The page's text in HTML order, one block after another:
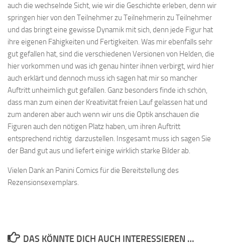
auch die wechselnde Sicht, wie wir die Geschichte erleben, denn wir
springen hier von den Teilnehmer zu Teilnehmerin zu Teilnehmer
und das bringt eine gewisse Dynamik mit sich, denn jede Figur hat
ihre eigenen Fähigkeiten und Fertigkeiten. Was mir ebenfalls sehr
gut gefallen hat, sind die verschiedenen Versionen von Helden, die
hier vorkommen und was ich genau hinter ihnen verbirgt, wird hier
auch erklärt und dennoch muss ich sagen hat mir so mancher
Auftritt unheimlich gut gefallen. Ganz besonders finde ich schön,
dass man zum einen der Kreativität freien Lauf gelassen hat und
zum anderen aber auch wenn wir uns die Optik anschauen die
Figuren auch den nötigen Platz haben, um ihren Auftritt
entsprechend richtig darzustellen. Insgesamt muss ich sagen Sie
der Band gut aus und liefert einige wirklich starke Bilder ab.
Vielen Dank an Panini Comics für die Bereitstellung des
Rezensionsexemplars.
DAS KÖNNTE DICH AUCH INTERESSIEREN …